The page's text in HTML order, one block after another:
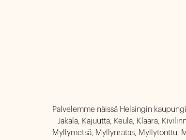
Palvelemme näissä Helsingin
Jäkälä, Kajuutta, Keula, Klaara,
Myllymetsä, Myllynratas, Myllytonttu,